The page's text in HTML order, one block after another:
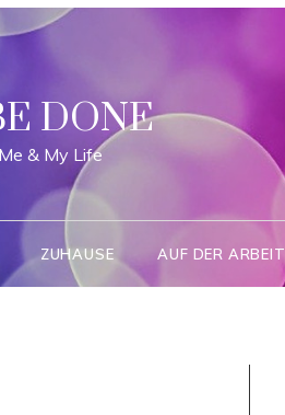
DONE
& My Life
ZUHAUSE AUF DER ARBEIT